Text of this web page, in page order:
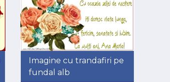
Imagine cu trandafiri pe
fundal alb